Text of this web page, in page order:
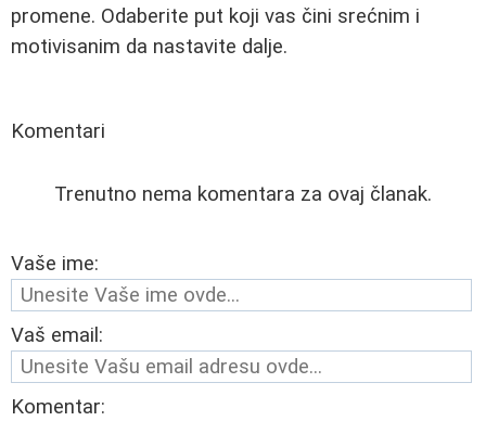
promene. Odaberite put koji vas čini srećnim i
motivisanim da nastavite dalje.
Komentari
Trenutno nema komentara za ovaj članak.
Vaše ime:
Vaš email:
Komentar: